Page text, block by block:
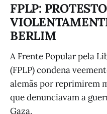
FPLP:
BERLIM
A Frente Popular pela
(FPLP) condena
alemãs por reprimirem
que denunciavam a
Gaza.